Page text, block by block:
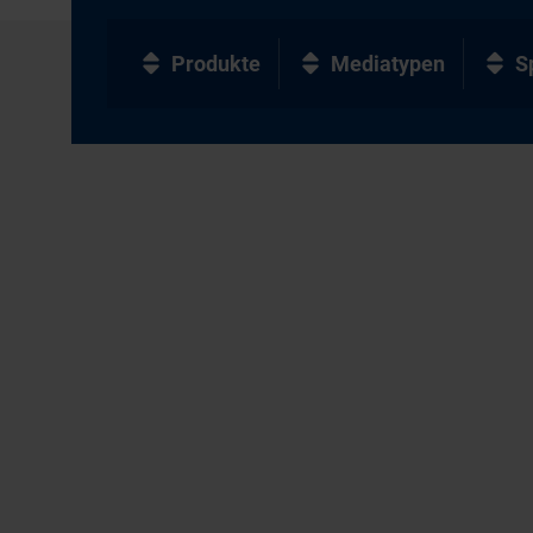
Produkte Mediatypen